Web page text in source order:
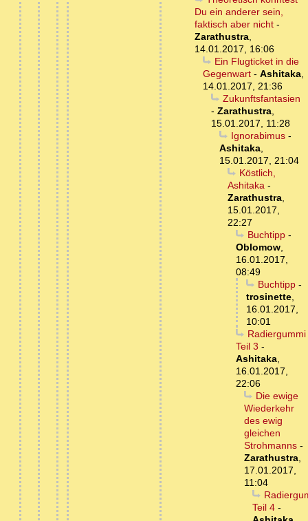
Du ein anderer sein,
faktisch aber nicht -
Zarathustra,
14.01.2017, 16:06
Ein Flugticket in die
Gegenwart - Ashitaka,
14.01.2017, 21:36
Zukunftsfantasien
- Zarathustra,
15.01.2017, 11:28
Ignorabimus-
Ashitaka,
15.01.2017, 21:04
Köstlich,
Ashitaka -
Zarathustra,
15.01.2017,
22:27
Buchtipp-
Oblomow,
16.01.2017,
08:49
Buchtipp-
trosinette,
16.01.2017,
10:01
Radiergummi
Teil 3 -
Ashitaka,
16.01.2017,
22:06
Die ewige
Wiederkehr
des ewig
gleichen
Strohmanns -
Zarathustra,
17.01.2017,
11:04
Teil 4 -